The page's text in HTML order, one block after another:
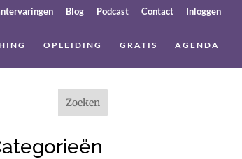
Blog Podcast Contact Inloggen
OPLEIDING GRATIS AGENDA